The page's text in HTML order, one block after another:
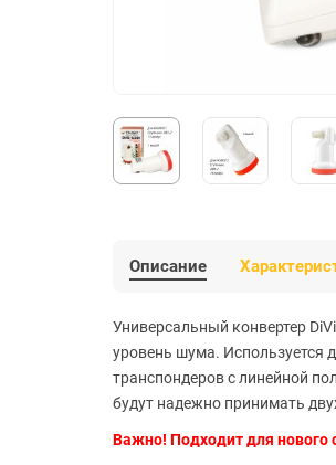
Описание
Универсальный конвертер
уровень шума. Используется
транспондеров с линейной
будут надежно принимать
Важно! Подходит для нового